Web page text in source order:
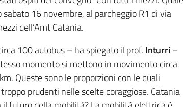
16 novembre, al parcheggio R1 di via
dell’Amt Catania.
100 autobus – ha spiegato il prof. Inturri–
momento si mettono in movimento circa
Queste sono le proporzioni con le quali
prudenti nelle scelte coraggiose. Catania